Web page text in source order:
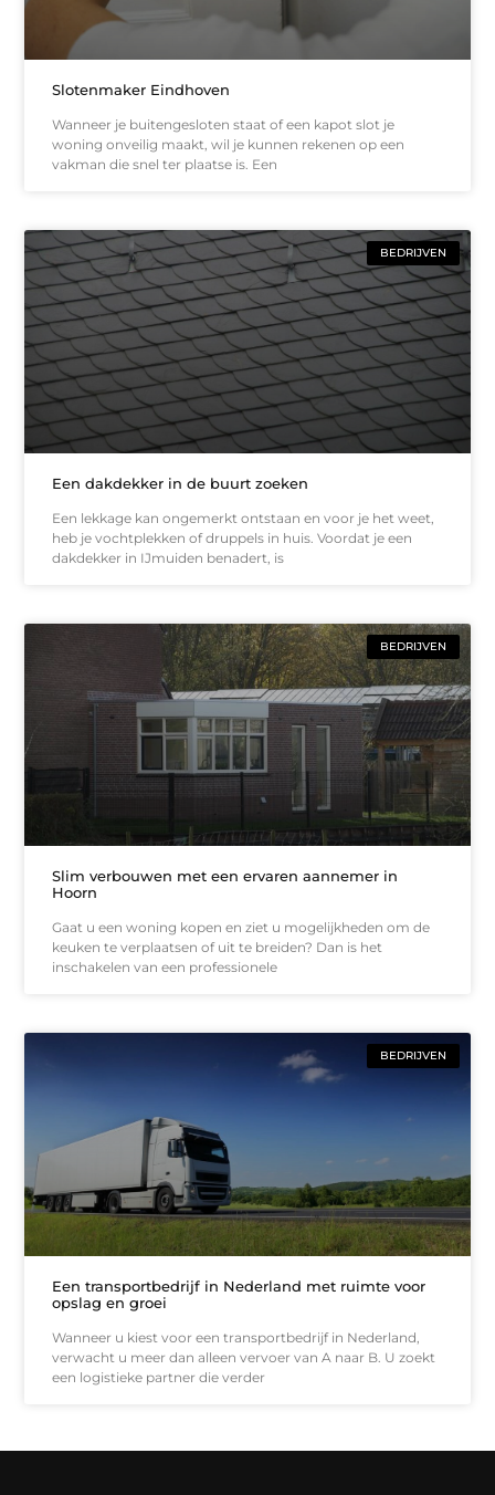
Slotenmaker Eindhoven
Wanneer je buitengesloten staat of een kapot slot je
woning onveilig maakt, wil je kunnen rekenen op een
vakman die snel ter plaatse is. Een
BEDRIJVEN
Een dakdekker in de buurt zoeken
Een lekkage kan ongemerkt ontstaan en voor je het weet,
heb je vochtplekken of druppels in huis. Voordat je een
dakdekker in IJmuiden benadert, is
BEDRIJVEN
Slim verbouwen met een ervaren aannemer in
Hoorn
Gaat u een woning kopen en ziet u mogelijkheden om de
keuken te verplaatsen of uit te breiden? Dan is het
inschakelen van een professionele
BEDRIJVEN
Een transportbedrijf in Nederland met ruimte voor
opslag en groei
Wanneer u kiest voor een transportbedrijf in Nederland,
verwacht u meer dan alleen vervoer van A naar B. U zoekt
een logistieke partner die verder